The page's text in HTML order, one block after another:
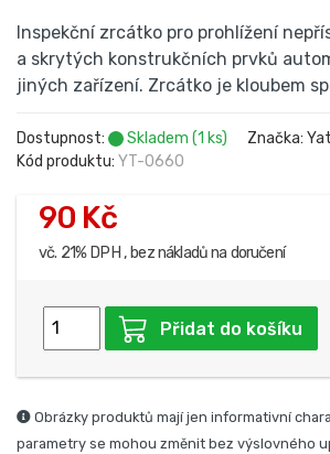
Inspekční zrcátko pro prohlížení
a skrytých konstrukčních prvků
jiných zařízení. Zrcátko je kloubem
Dostupnost: Skladem (1 ks)
Značka:
Kód produktu: YT-0660
90 Kč
vč. 21% DPH , bez nákladů na doručení
Přidat do košíku
Obrázky produktů mají jen informativní
parametry se mohou změnit bez výslovného